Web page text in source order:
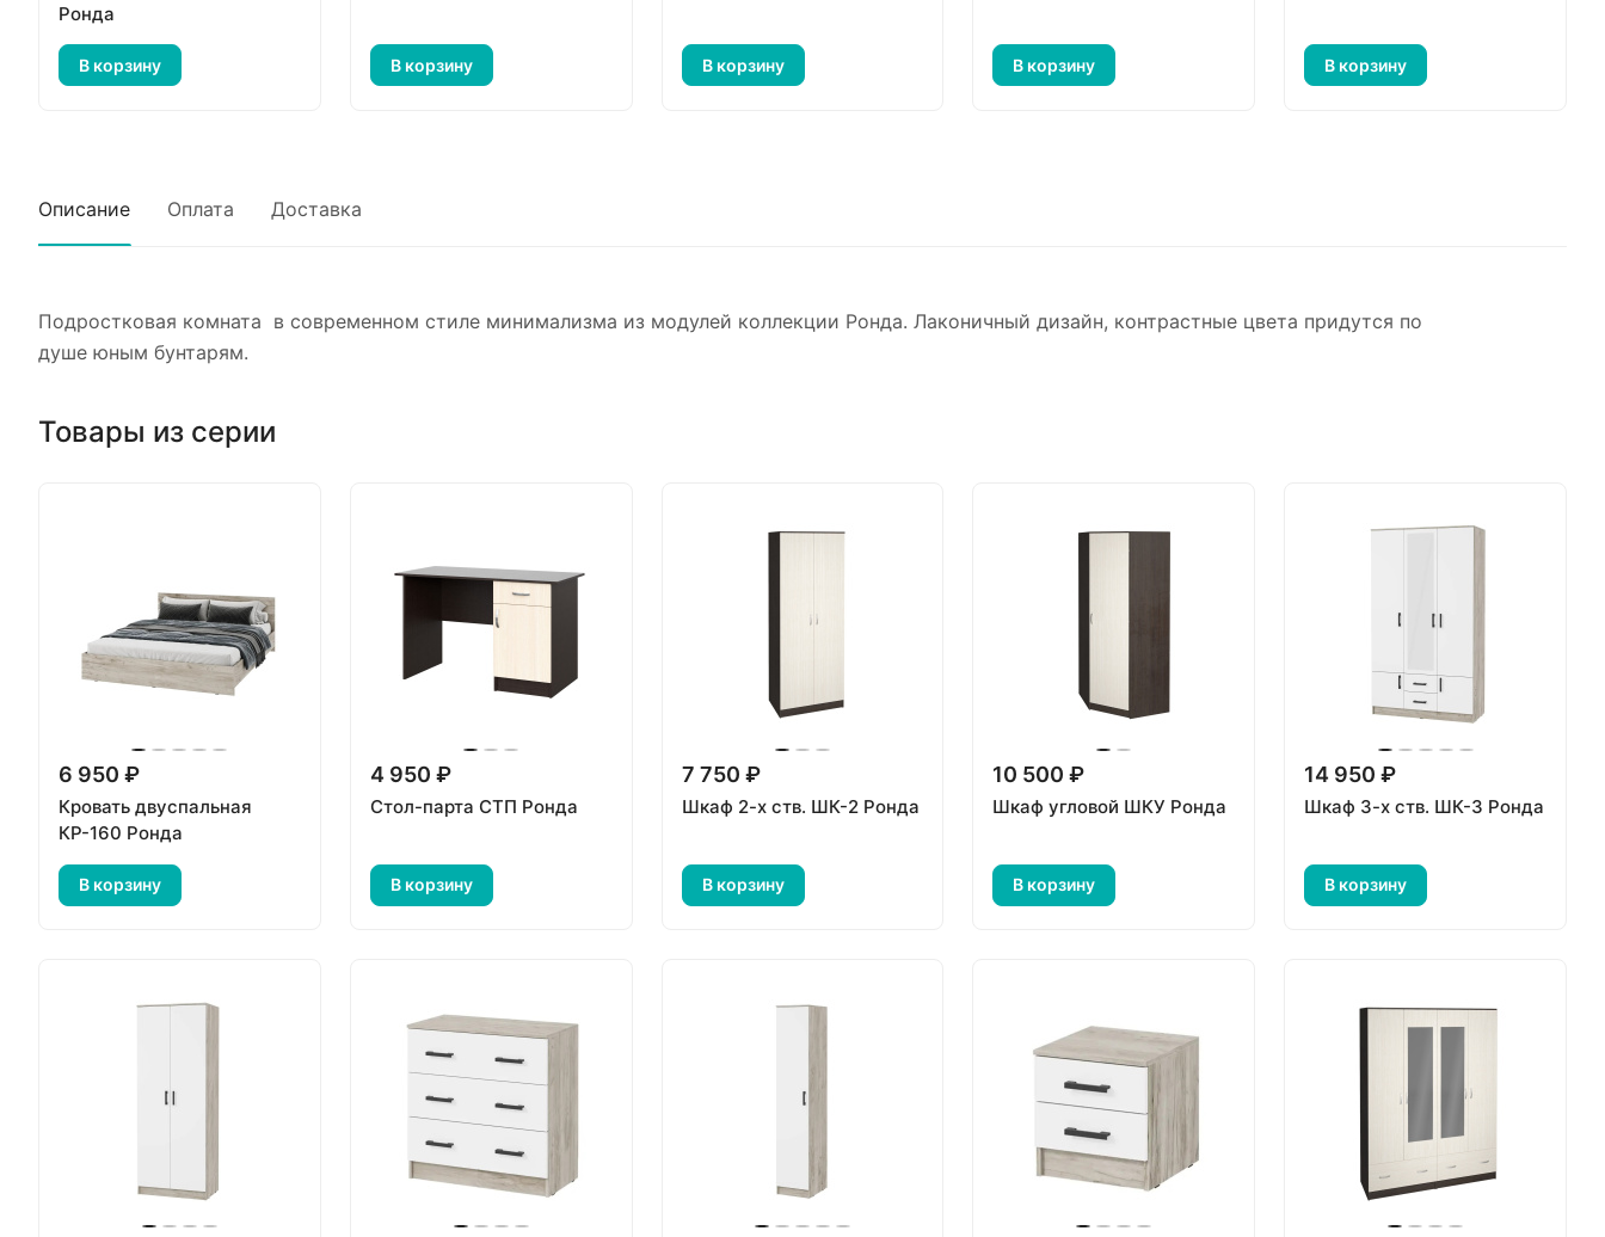
Ронда
В корзину В корзину В корзину В корзину В корзину
Описание Оплата Доставка
Подростковая комната в современном стиле минимализма из модулей коллекции Ронда. Лаконичный дизайн, контрастные цвета придутся по
душе юным бунтарям.
Товары из серии
6 950 ₽
Кровать двуспальная
КР-160 Ронда
В корзину
4 950 ₽
Стол-парта СТП Ронда
В корзину
7 750 ₽
Шкаф 2-х ств. ШК-2 Ронда
В корзину
10 500 ₽
Шкаф угловой ШКУ Ронда
В корзину
14 950 ₽
Шкаф 3-х ств. ШК-3 Ронда
В корзину